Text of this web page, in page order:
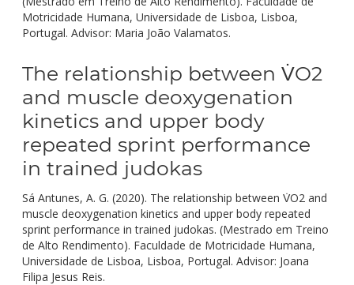
Motricidade Humana, Universidade de Lisboa, Lisboa,
Portugal. Advisor: Maria João Valamatos.
The relationship between V̇O2
and muscle deoxygenation
kinetics and upper body
repeated sprint performance
in trained judokas
Sá Antunes, A. G. (2020). The relationship between V̇O2 and
muscle deoxygenation kinetics and upper body repeated
sprint performance in trained judokas. (Mestrado em Treino
de Alto Rendimento). Faculdade de Motricidade Humana,
Universidade de Lisboa, Lisboa, Portugal. Advisor: Joana
Filipa Jesus Reis.